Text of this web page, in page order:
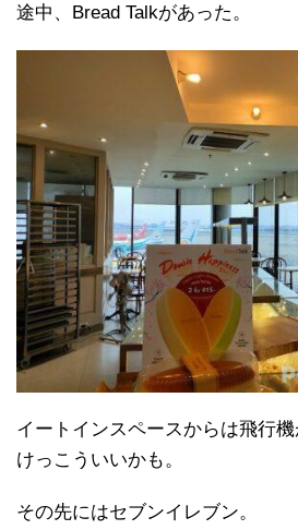
途中、Bread Talkがあった。
イートインスペースからは飛行機
けっこういいかも。
その先にはセブンイレブン。